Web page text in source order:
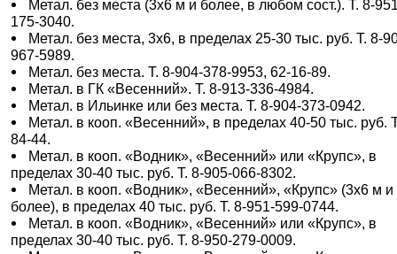
Метал. без места (3х6 м и более, в любом сост.). Т. 8-
175-3040.
Метал. без места, 3х6, в пределах 25-30 тыс. руб. Т. 8-
967-5989.
Метал. без места. Т. 8-904-378-9953, 62-16-89.
Метал. в ГК «Весенний». Т. 8-913-336-4984.
Метал. в Ильинке или без места. Т. 8-904-373-0942.
Метал. в кооп. «Весенний», в пределах 40-50 тыс. руб.
84-44.
Метал. в кооп. «Водник», «Весенний» или «Крупс», в
пределах 30-40 тыс. руб. Т. 8-905-066-8302.
Метал. в кооп. «Водник», «Весенний», «Крупс» (3х6 м и
более), в пределах 40 тыс. руб. Т. 8-951-599-0744.
Метал. в кооп. «Водник», «Весенний» или «Крупс», в
пределах 30-40 тыс. руб. Т. 8-950-279-0009.